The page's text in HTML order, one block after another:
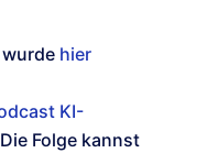
hier
KI-
Folge kannst